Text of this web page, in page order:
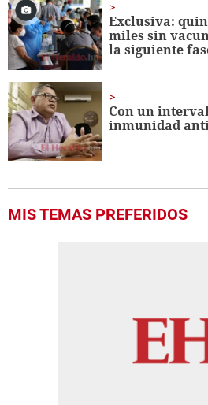
Exclusiva:
miles sin
la siguiente
Con un
inmunidad
MIS TEMAS PREFERIDOS